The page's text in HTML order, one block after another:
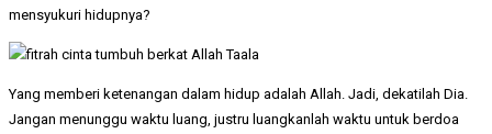
mensyukuri hidupnya?
Yang memberi ketenangan dalam hidup adalah Allah. Jadi, dekatilah Dia.
Jangan menunggu waktu luang, justru luangkanlah waktu untuk berdoa